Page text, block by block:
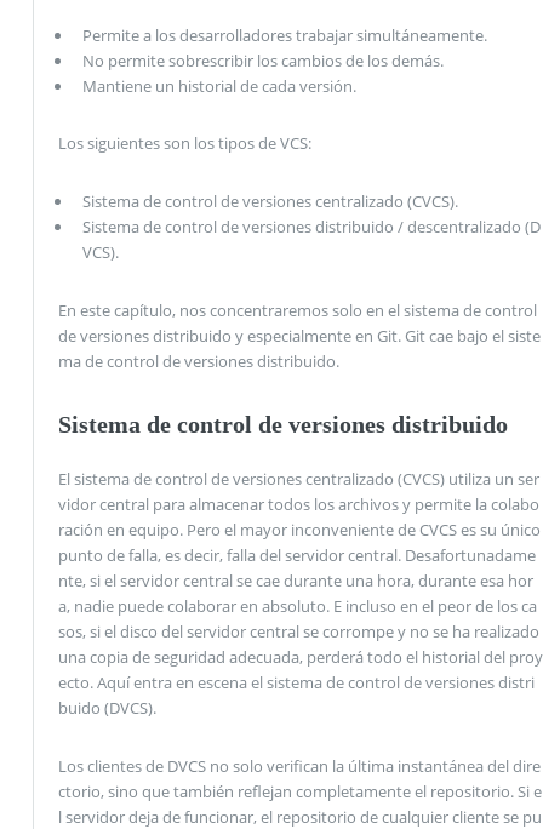
Permite a los desarrolladores trabajar simultáneamente.
No permite sobrescribir los cambios de los demás.
Mantiene un historial de cada versión.
Los siguientes son los tipos de VCS:
Sistema de control de versiones centralizado (CVCS).
Sistema de control de versiones distribuido / descentralizado (D
VCS).
En este capítulo, nos concentraremos solo en el sistema de control
de versiones distribuido y especialmente en Git. Git cae bajo el siste
ma de control de versiones distribuido.
Sistema de control de versiones distribuido
El sistema de control de versiones centralizado (CVCS) utiliza un ser
vidor central para almacenar todos los archivos y permite la colabo
ración en equipo. Pero el mayor inconveniente de CVCS es su único
punto de falla, es decir, falla del servidor central. Desafortunadame
nte, si el servidor central se cae durante una hora, durante esa hor
a, nadie puede colaborar en absoluto. E incluso en el peor de los ca
sos, si el disco del servidor central se corrompe y no se ha realizado
una copia de seguridad adecuada, perderá todo el historial del proy
ecto. Aquí entra en escena el sistema de control de versiones distri
buido (DVCS).
Los clientes de DVCS no solo verifican la última instantánea del dire
ctorio, sino que también reflejan completamente el repositorio. Si e
l servidor deja de funcionar, el repositorio de cualquier cliente se pu